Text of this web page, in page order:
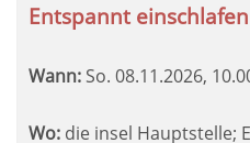
Entspannt
Wann: So. 08.11.2026,
Wo: die insel Hauptstelle;